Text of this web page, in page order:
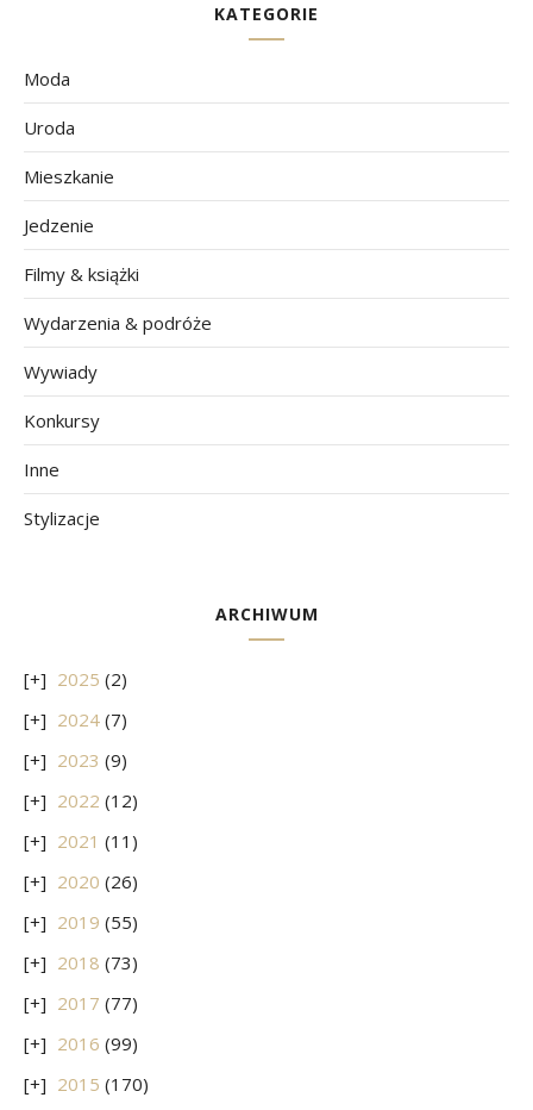
KATEGORIE
Moda
Uroda
Mieszkanie
Jedzenie
Filmy & książki
Wydarzenia & podróże
Wywiady
Konkursy
Inne
Stylizacje
ARCHIWUM
2025 (2)
2024 (7)
2023 (9)
2022 (12)
2021 (11)
2020 (26)
2019 (55)
2018 (73)
2017 (77)
2016 (99)
2015 (170)